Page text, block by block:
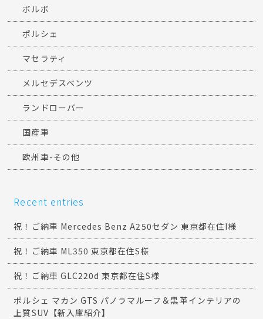
ボルボ
ポルシェ
マセラティ
メルセデスベンツ
ランドローバー
国産車
欧州車-その他
Recent entries
祝！ご納車 Mercedes Benz A250セダン 東京都在住I様
祝！ご納車 ML350 東京都在住S様
祝！ご納車 GLC220d 東京都在住S様
ポルシェ マカン GTS パノラマルーフ＆黒革インテリアの
上質SUV【新入庫紹介】